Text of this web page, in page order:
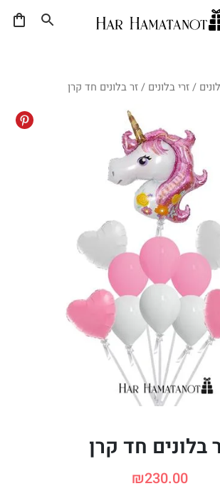
/זרי בלונים / זר בלונים חד קרן
בלונים חד קרן
₪230.00